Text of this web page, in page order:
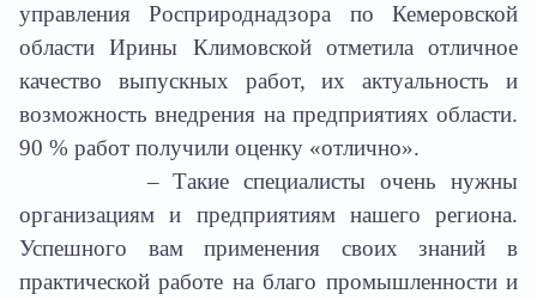
управления Росприроднадзора по Кемеровской
области Ирины Климовской отметила отличное
качество выпускных работ, их актуальность и
возможность внедрения на предприятиях области.
90 % работ получили оценку «отлично».
– Такие специалисты очень нужны
организациям и предприятиям нашего региона.
Успешного вам применения своих знаний в
практической работе на благо промышленности и